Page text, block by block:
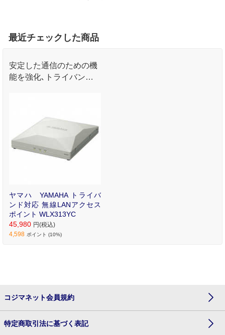
最近チェックした商品
安定した通信のための機
能を強化､トライバンド
ヤマハ YAMAHA トライバ
ンド対応 無線LANアクセス
ポイント WLX313YC
45,980 円(税込)
4,598 ポイント (10%)
コジマネット会員規約
特定商取引法に基づく表記